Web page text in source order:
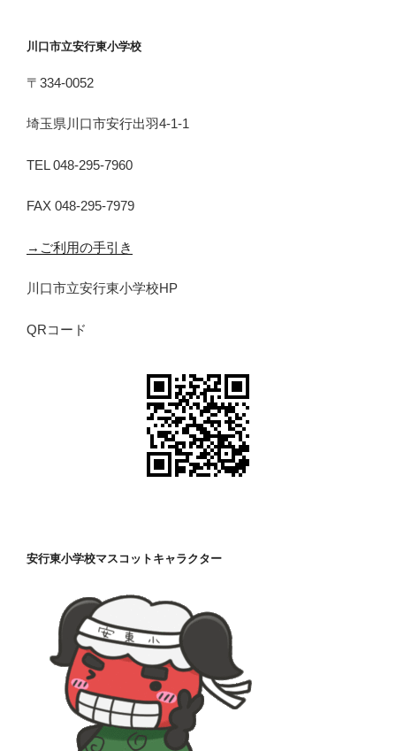
川口市立安行東小学校
〒334-0052
埼玉県川口市安行出羽4-1-1
TEL 048-295-7960
FAX 048-295-7979
→ご利用の手引き
川口市立安行東小学校HP
QRコード
安行東小学校マスコットキャラクター